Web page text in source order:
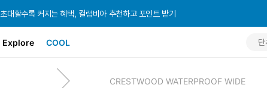
초대할수록 커지는 혜택, 컬럼비아 추천하고 포인트 받기
초대할수록 커지는 혜택, 컬럼비아 추천하고 포인트 받기
초대할수록 커지는 혜택, 컬럼비아 추천하고 포인트 받기
Explore COOL
CRESTWOOD WATERPROOF WIDE